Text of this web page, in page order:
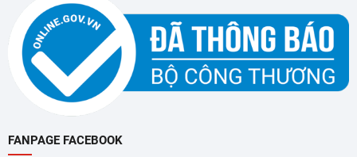
Cấu Tạo Bằng Kim Loại Sắt Cứng Cáp: Vỏ ngoài của DT-
7142A được cấu tạo bằngvật liệu kim loại sắtbền bỉ,
cứng cáp. Điều này không chỉ giúp tăng cường độ bền
đáng kể, chống va đập, mà còn làm tăng thêm vẻ ngoài
FANPAGE FACEBOOK